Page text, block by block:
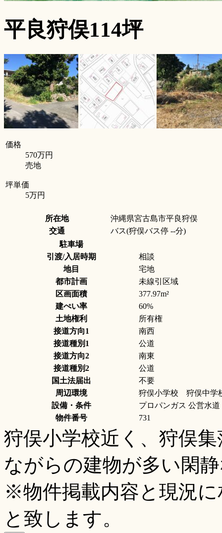
平良狩俣114坪
価格
570万円
売地
坪単価
5万円
所在地
沖縄県宮古島市平良狩俣
交通
バス(狩俣バス停 --分)
駐車場
引渡/入居時期
相談
地目
宅地
都市計画
未線引区域
区画面積
377.97m²
建ぺい率
60%
土地権利
所有権
接道方向1
南西
接道種別1
公道
接道方向2
南東
接道種別2
公道
国土法届出
不要
周辺環境
狩俣小学校 狩俣中学
設備・条件
プロパンガス 公営水
物件番号
731
狩俣小学校近く、狩俣
ながらの建物が多い閑
※物件掲載内容と現況
と致します。